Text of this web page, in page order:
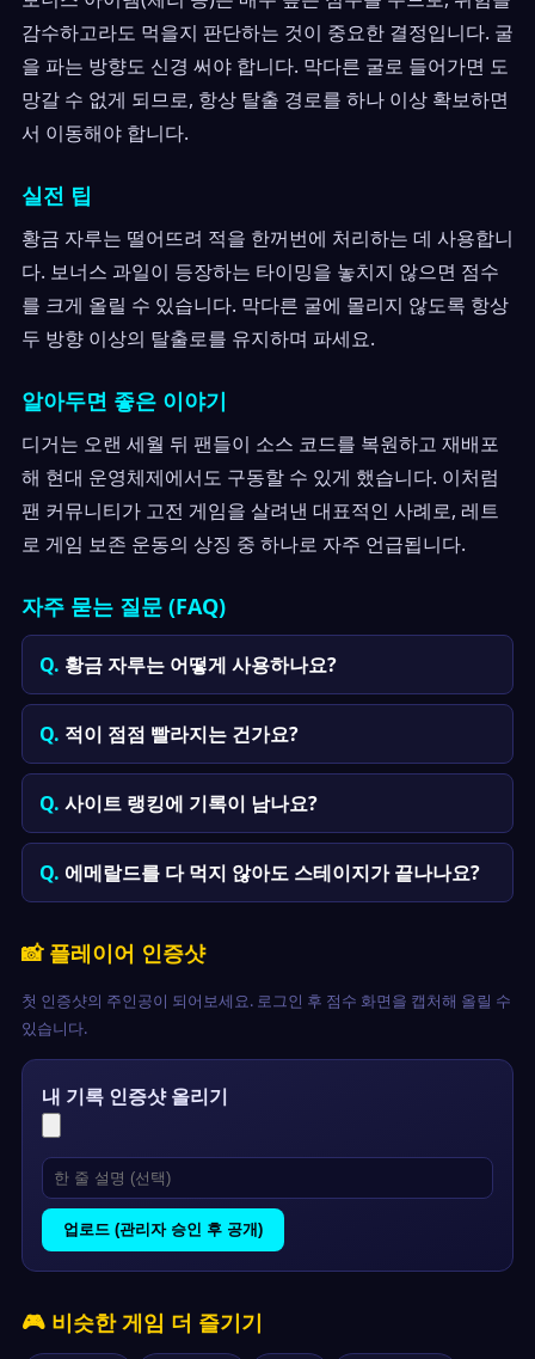
감수하고라도 먹을지 판단하는 것이 중요한 결정입니다. 굴
을 파는 방향도 신경 써야 합니다. 막다른 굴로 들어가면 도
망갈 수 없게 되므로, 항상 탈출 경로를 하나 이상 확보하면
서 이동해야 합니다.
실전 팁
황금 자루는 떨어뜨려 적을 한꺼번에 처리하는 데 사용합니
다. 보너스 과일이 등장하는 타이밍을 놓치지 않으면 점수
를 크게 올릴 수 있습니다. 막다른 굴에 몰리지 않도록 항상
두 방향 이상의 탈출로를 유지하며 파세요.
알아두면 좋은 이야기
디거는 오랜 세월 뒤 팬들이 소스 코드를 복원하고 재배포
해 현대 운영체제에서도 구동할 수 있게 했습니다. 이처럼
팬 커뮤니티가 고전 게임을 살려낸 대표적인 사례로, 레트
로 게임 보존 운동의 상징 중 하나로 자주 언급됩니다.
자주 묻는 질문 (FAQ)
황금 자루는 어떻게 사용하나요?
적이 점점 빨라지는 건가요?
사이트 랭킹에 기록이 남나요?
에메랄드를 다 먹지 않아도 스테이지가 끝나나요?
📸 플레이어 인증샷
첫 인증샷의 주인공이 되어보세요. 로그인 후 점수 화면을 캡처해 올릴 수
있습니다.
내 기록 인증샷 올리기
업로드 (관리자 승인 후 공개)
🎮 비슷한 게임 더 즐기기